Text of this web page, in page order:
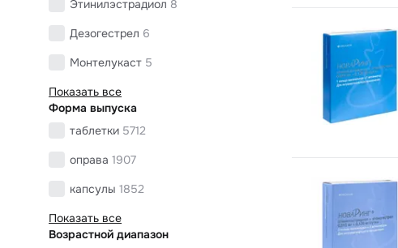
Этинилэстрадиол 8
Дезогестрел 6
Монтелукаст 5
Показать все
Форма выпуска
таблетки 5712
оправа 1907
капсулы 1852
Показать все
Возрастной диапазон